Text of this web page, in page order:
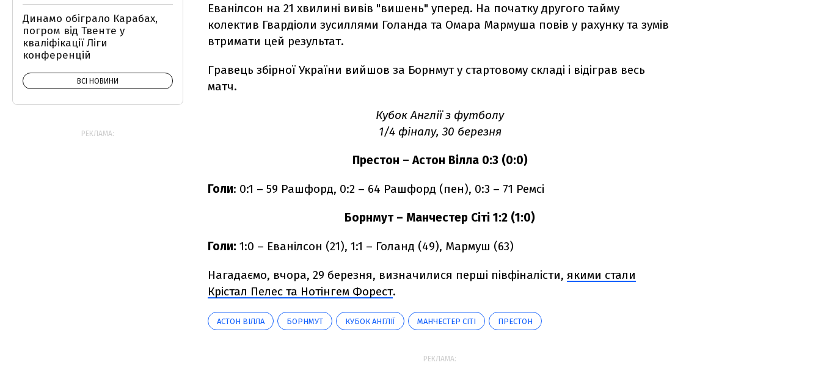
Еванілсон на 21 хвилині вивів "вишень" уперед. На початку другого тайму
колектив Гвардіоли зусиллями Голанда та Омара Мармуша повів у рахунку та зумів
втримати цей результат.
Гравець збірної України вийшов за Борнмут у стартовому складі і відіграв весь
матч.
Кубок Англії з футболу
1/4 фіналу, 30 березня
Престон – Астон Вілла 0:3 (0:0)
Голи: 0:1 – 59 Рашфорд, 0:2 – 64 Рашфорд (пен), 0:3 – 71 Ремсі
Борнмут – Манчестер Сіті 1:2 (1:0)
Голи: 1:0 – Еванілсон (21), 1:1 – Голанд (49), Мармуш (63)
Нагадаємо, вчора, 29 березня, визначилися перші півфіналісти, якими стали
Крістал Пелес та Нотінгем Форест.
АСТОН ВІЛЛА БОРНМУТ КУБОК АНГЛІЇ МАНЧЕСТЕР СІТІ ПРЕСТОН
РЕКЛАМА:
Динамо обіграло Карабах,
погром від Твенте у
кваліфікації Ліги
конференцій
ВСІ НОВИНИ
РЕКЛАМА: